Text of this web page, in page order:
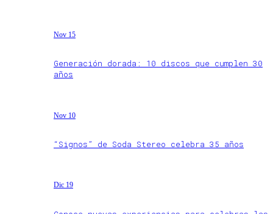
Nov 15
Generación dorada: 10 discos que cumplen 30
años
Nov 10
“Signos” de Soda Stereo celebra 35 años
Dic 19